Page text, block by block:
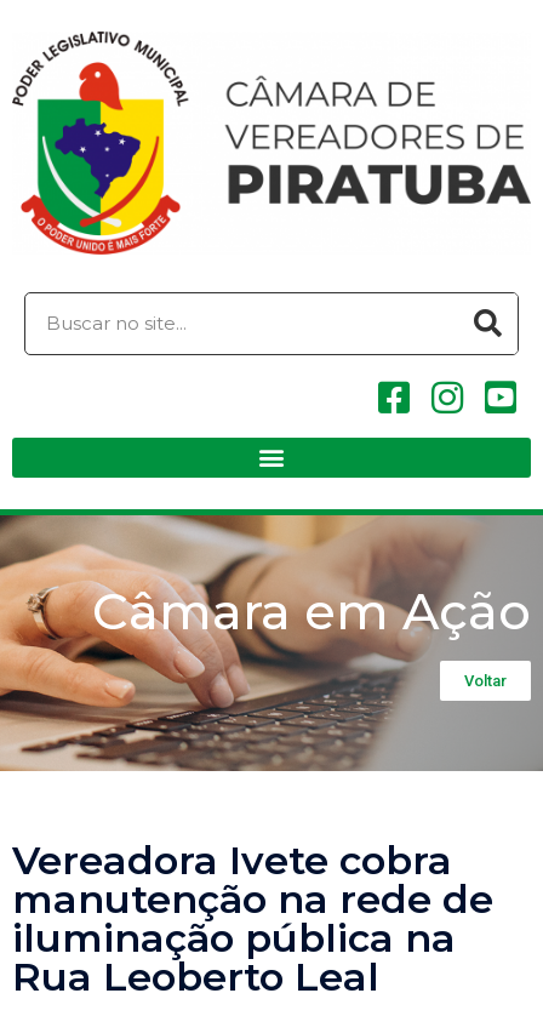
Câmara em Ação
Voltar
Vereadora Ivete cobra
manutenção na rede de
iluminação pública na
Rua Leoberto Leal